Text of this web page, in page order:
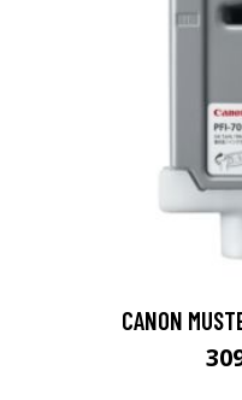
CANON